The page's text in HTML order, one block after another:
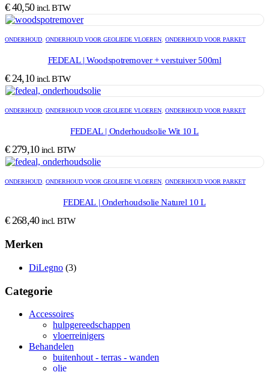
€40,50 incl. BTW
ONDERHOUD ONDERHOUD VOOR GEOLIEDE VLOEREN ONDERHOUD VOOR PARKET
FEDEAL | Woodspotremover + verstuiver 500ml
€24,10 incl. BTW
ONDERHOUD ONDERHOUD VOOR GEOLIEDE VLOEREN ONDERHOUD VOOR PARKET
FEDEAL | Onderhoudsolie Wit 10 L
€279,10 incl. BTW
ONDERHOUD ONDERHOUD VOOR GEOLIEDE VLOEREN ONDERHOUD VOOR PARKET
FEDEAL | Onderhoudsolie Naturel 10 L
€268,40 incl. BTW
Merken
DiLegno (3)
Categorie
Accessoires
hulpgereedschappen
vloerreinigers
Behandelen
buitenhout - terras - wanden
olie